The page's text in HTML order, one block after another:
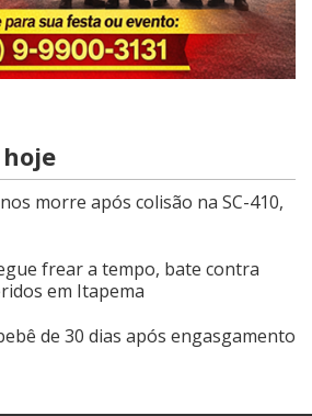
morre após colisão na SC-410,
frear a tempo, bate contra
em Itapema
de 30 dias após engasgamento